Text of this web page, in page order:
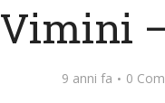
Vimini
9 anni fa 0